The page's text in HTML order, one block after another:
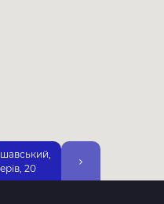
20
Набережна, 25А, 2-